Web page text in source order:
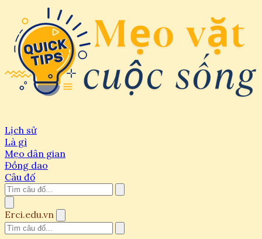
Lịch sử
Là gì
Mẹo dân gian
Đồng dao
Câu đố
Erci.edu.vn